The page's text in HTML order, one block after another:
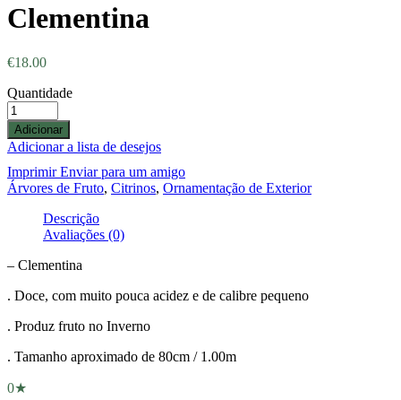
Clementina
€18.00
Quantidade
Adicionar
Adicionar a lista de desejos
ImprimirEnviar para um amigo
Árvores de Fruto, Citrinos, Ornamentação de Exterior
Descrição
Avaliações (0)
– Clementina
. Doce, com muito pouca acidez e de calibre pequeno
. Produz fruto no Inverno
. Tamanho aproximado de 80cm / 1.00m
0★